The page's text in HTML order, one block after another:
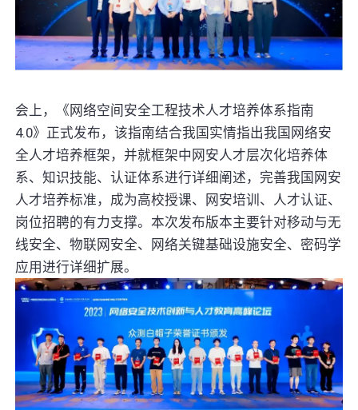
会上，《网络空间安全工程技术人才培养体系指南
4.0》正式发布，该指南结合我国实情指出我国网络安
全人才培养框架，并就框架中网安人才层次化培养体
系、知识技能、认证体系进行详细阐述，完善我国网安
人才培养标准，成为高校授课、网安培训、人才认证、
岗位招聘的有力支撑。本次发布版本主要针对移动与无
线安全、物联网安全、网络关键基础设施安全、密码学
应用进行详细扩展。